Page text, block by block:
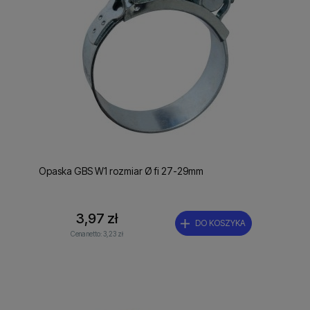
Opaska GBS W1 rozmiar Ø fi 27-29mm
3,97 zł
Cena netto:3,23 zł
DO KOSZYKA